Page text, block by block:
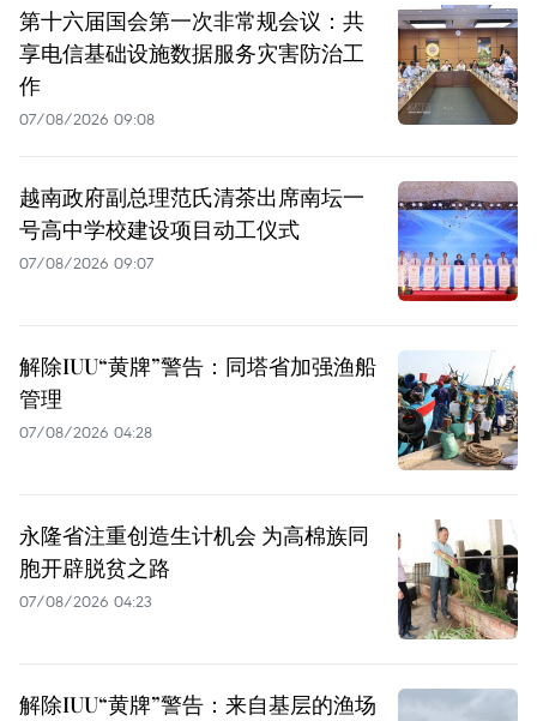
第十六届国会第一次非常规会议：共
享电信基础设施数据服务灾害防治工
作
07/08/2026 09:08
越南政府副总理范氏清茶出席南坛一
号高中学校建设项目动工仪式
07/08/2026 09:07
解除IUU“黄牌”警告：同塔省加强渔船
管理
07/08/2026 04:28
永隆省注重创造生计机会 为高棉族同
胞开辟脱贫之路
07/08/2026 04:23
解除IUU“黄牌”警告：来自基层的渔场